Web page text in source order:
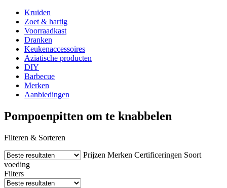
Kruiden
Zoet & hartig
Voorraadkast
Dranken
Keukenaccessoires
Aziatische producten
DIY
Barbecue
Merken
Aanbiedingen
Pompoenpitten om te knabbelen
Filteren & Sorteren
Prijzen Merken Certificeringen Soort
voeding
Filters